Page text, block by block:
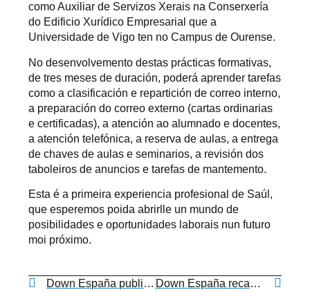
como Auxiliar de Servizos Xerais na Conserxería
do Edificio Xurídico Empresarial que a
Universidade de Vigo ten no Campus de Ourense.
No desenvolvemento destas prácticas formativas,
de tres meses de duración, poderá aprender tarefas
como a clasificación e repartición de correo interno,
a preparación do correo externo (cartas ordinarias
e certificadas), a atención ao alumnado e docentes,
a atención telefónica, a reserva de aulas, a entrega
de chaves de aulas e seminarios, a revisión dos
taboleiros de anuncios e tarefas de mantemento.
Esta é a primeira experiencia profesional de Saúl,
que esperemos poida abrirlle un mundo de
posibilidades e oportunidades laborais nun futuro
moi próximo.
Down España publica a guía “Educación afectivo-sexual para adolescentes” Down España recada fondos para axudar a familias de persoas coa síndrome de Down de Ucraína